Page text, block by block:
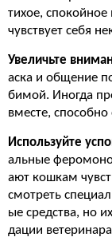
тихое,
чувствует себя
Увеличьте
аска и общение
бимой. Иногда
вместе, способно
Используйте
альные
ают кошкам
смотреть
ые средства, но
дации